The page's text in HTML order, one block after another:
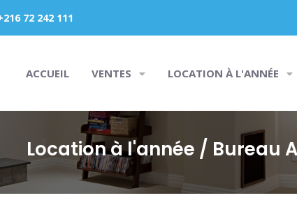
72 242 111
ACCUEIL VENTES LOCATION À L'ANNÉE
Location à l'année / Bureau